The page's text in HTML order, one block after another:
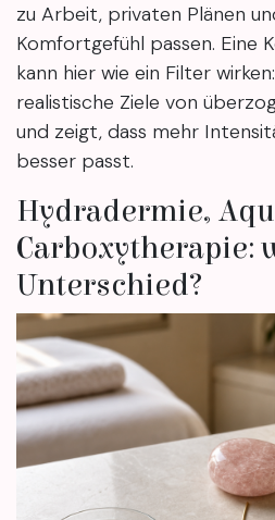
zu Arbeit, privaten Plänen
Komfortgefühl passen. Eine
kann hier wie ein Filter
realistische Ziele von
und zeigt, dass mehr
besser passt.
Hydradermie,
Carboxytherapie:
Unterschied?